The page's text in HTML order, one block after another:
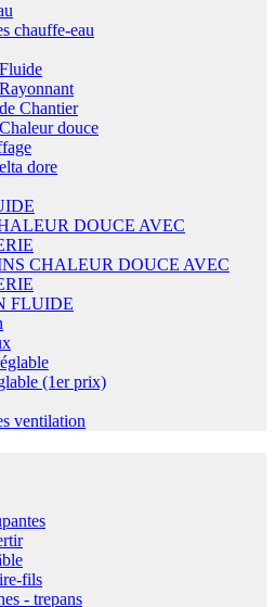
chauffe-eau
Chantier
douce
dore
DOUCE AVEC
CHALEUR DOUCE AVEC
FLUIDE
(1er prix)
ventilation
fils
- trepans